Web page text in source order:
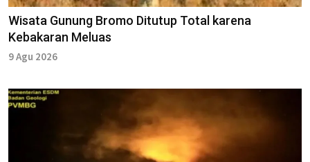
Wisata Gunung Bromo Ditutup Total karena
Kebakaran Meluas
9 Agu 2026